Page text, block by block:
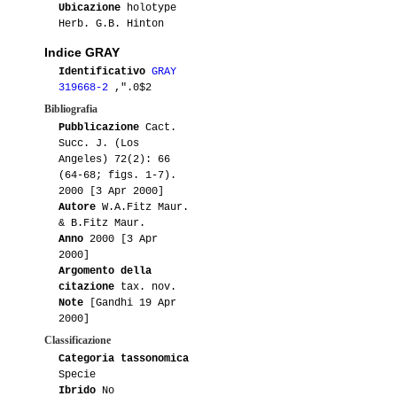
Ubicazione holotype
Herb. G.B. Hinton
Indice GRAY
Identificativo GRAY
319668-2 ,".0$2
Bibliografia
Pubblicazione Cact.
Succ. J. (Los
Angeles) 72(2): 66
(64-68; figs. 1-7).
2000 [3 Apr 2000]
Autore W.A.Fitz Maur.
& B.Fitz Maur.
Anno 2000 [3 Apr
2000]
Argomento della
citazione tax. nov.
Note [Gandhi 19 Apr
2000]
Classificazione
Categoria tassonomica
Specie
Ibrido No